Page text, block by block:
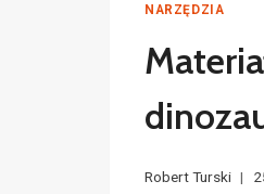
NARZĘDZIA
Robert Turski